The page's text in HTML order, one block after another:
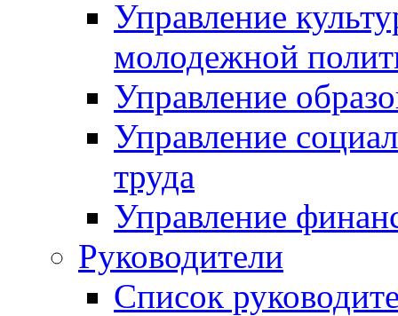
Управление
молодежной
Управление
Управление
труда
Управление
Руководители
Список